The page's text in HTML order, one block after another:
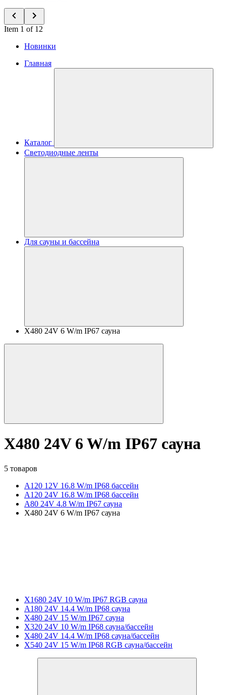
Item 1 of 12
Новинки
Главная
Каталог
Светодиодные ленты
Для сауны и бассейна
X480 24V 6 W/m IP67 сауна
X480 24V 6 W/m IP67 сауна
5 товаров
A120 12V 16.8 W/m IP68 бассейн
A120 24V 16.8 W/m IP68 бассейн
A80 24V 4.8 W/m IP67 сауна
X480 24V 6 W/m IP67 сауна
X1680 24V 10 W/m IP67 RGB сауна
A180 24V 14.4 W/m IP68 сауна
X480 24V 15 W/m IP67 сауна
X320 24V 10 W/m IP68 сауна/бассейн
X480 24V 14.4 W/m IP68 сауна/бассейн
X540 24V 15 W/m IP68 RGB сауна/бассейн